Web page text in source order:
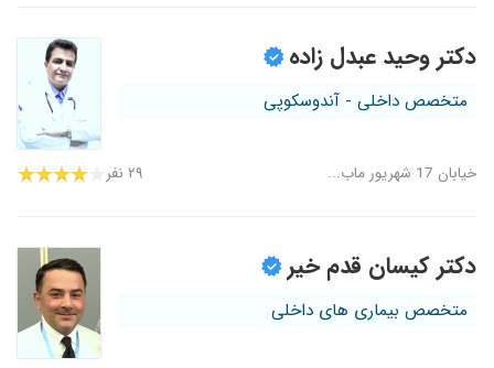
دکتر وحید عبدل زاده
متخصص داخلی - آندوسکوپی
خیابان 17 شهریور ماب... ۲۹ نفر
دکتر کیسان قدم خیر
متخصص بیماری های داخلی